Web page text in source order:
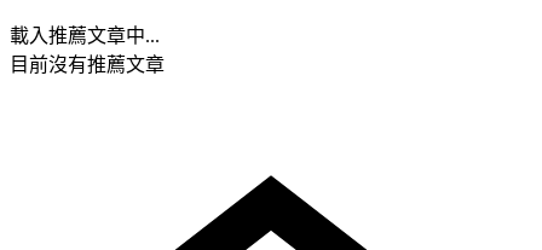
載入推薦文章中...
目前沒有推薦文章